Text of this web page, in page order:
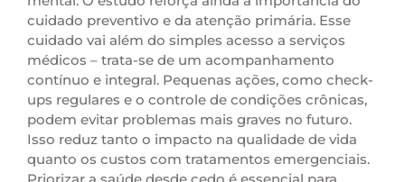
cuidado preventivo e da atenção primária. Esse
cuidado vai além do simples acesso a serviços
médicos – trata-se de um acompanhamento
contínuo e integral. Pequenas ações, como check-
ups regulares e o controle de condições crônicas,
podem evitar problemas mais graves no futuro.
Isso reduz tanto o impacto na qualidade de vida
quanto os custos com tratamentos emergenciais.